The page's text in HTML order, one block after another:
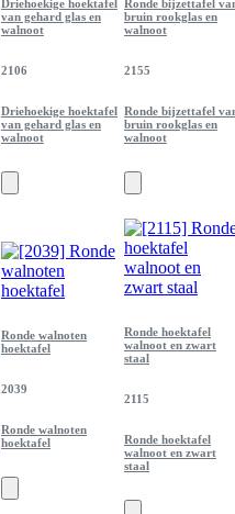
Driehoekige hoektafel
van gehard glas en
walnoot
2106
Driehoekige hoektafel
van gehard glas en
walnoot
Ronde bijzettafel
bruin rookglas en
walnoot
2155
Ronde bijzettafel
bruin rookglas en
walnoot
Ronde walnoten
hoektafel
2039
Ronde walnoten
hoektafel
Ronde hoektafel
walnoot en zwart
staal
2115
Ronde hoektafel
walnoot en zwart
staal